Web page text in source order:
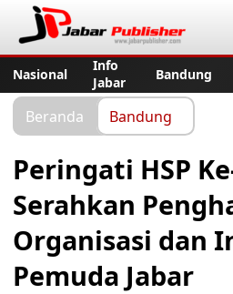
Nasional
Info
Jabar
Bandung
Beranda Bandung
Peringati HSP
Serahkan
Organisasi dan
Pemuda Jabar